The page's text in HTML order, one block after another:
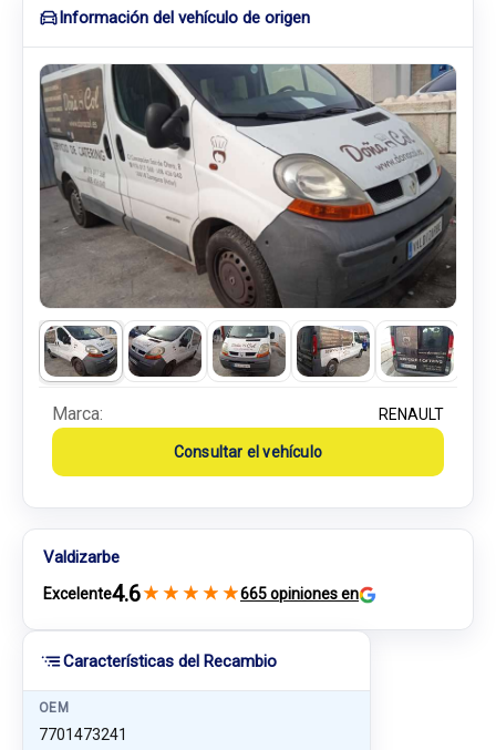
Características del Recambio
OEM
7701473241
Información del vehículo de origen
Marca: RENAULT
Consultar el vehículo
Valdizarbe
Excelente4.6★ ★ ★ ★ ★665 opiniones en